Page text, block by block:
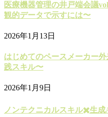
医療機器管理の井戸端会議
観的データで示すには〜
2026年1月13日
はじめてのペースメーカー
践スキル〜
2026年1月9日
ノンテクニカルスキル✖️生